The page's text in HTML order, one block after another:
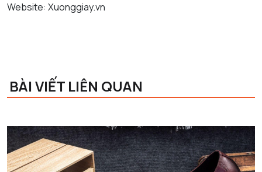
Website: Xuonggiay.vn
BÀI VIẾT LIÊN QUAN